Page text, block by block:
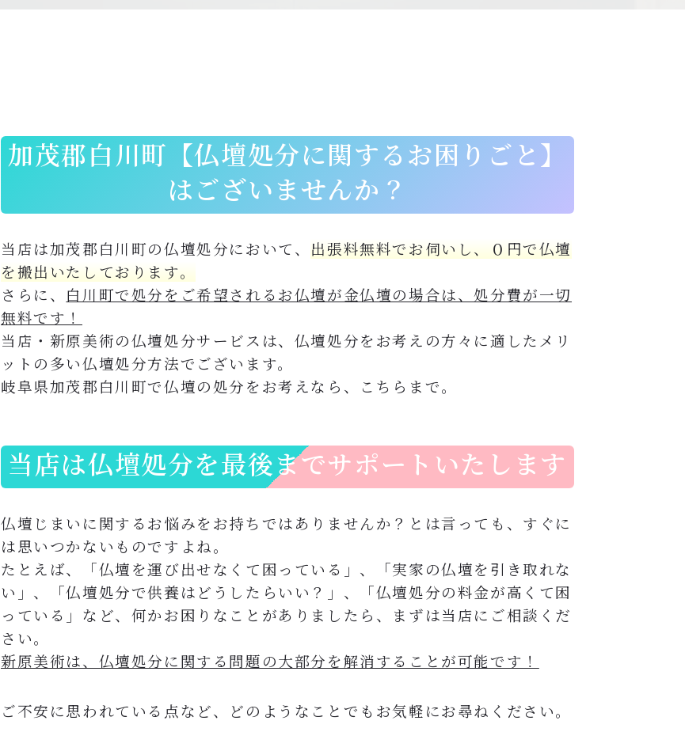
加茂郡白川町【仏壇処分に関するお困りごと】
はございませんか？
当店は加茂郡白川町の仏壇処分において、 出張料無料でお伺いし、０円で仏壇
を搬出いたしております。
さらに、 白川町で処分をご希望されるお仏壇が金仏壇の場合は、処分費が一切
無料です！
当店・新原美術の仏壇処分サービスは、仏壇処分をお考えの方々に適したメリ
ットの多い仏壇処分方法でございます。
岐阜県加茂郡白川町で仏壇の処分をお考えなら、こちらまで。
当店は仏壇処分を最後までサポートいたします
仏壇じまいに関するお悩みをお持ちではありませんか？とは言っても、すぐに
は思いつかないものですよね。
たとえば、「仏壇を運び出せなくて困っている」、「実家の仏壇を引き取れな
い」、「仏壇処分で供養はどうしたらいい？」、「仏壇処分の料金が高くて困
っている」など、何かお困りなことがありましたら、まずは当店にご相談くだ
さい。
新原美術は、仏壇処分に関する問題の大部分を解消することが可能です！
ご不安に思われている点など、どのようなことでもお気軽にお尋ねください。